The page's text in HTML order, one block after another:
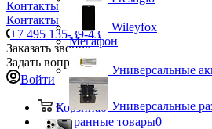
Контакты
Контакты
+7 495 135-39-43
Заказать звонок
Задать вопрос
Войти
Корзина0
Избранные товары0
Wileyfox
Мегафон
Универсальные
Универсальные